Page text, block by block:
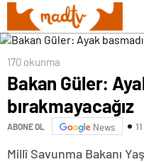
170 okunma
Bakan Güler:
bırakmayacağız
ABONE OL News
Millî Savunma Bakanı